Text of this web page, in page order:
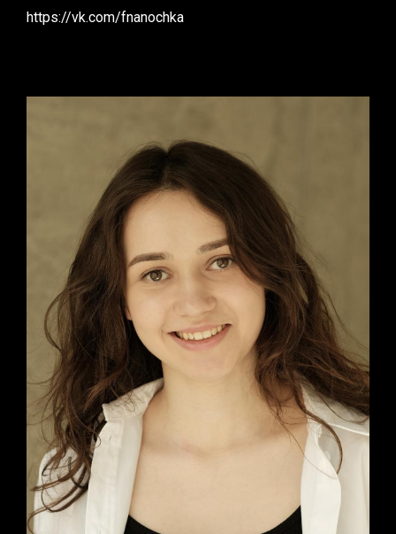
https://vk.com/fnanochka